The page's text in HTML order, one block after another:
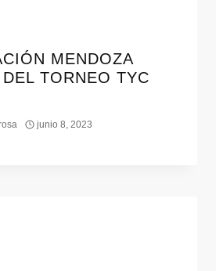
MENDOZA
TORNEO TYC
junio 8, 2023